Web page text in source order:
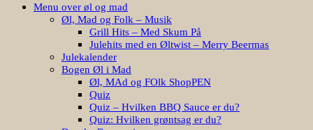
Menu over øl og mad
Øl, Mad og Folk – Musik
Grill Hits – Med Skum På
Julehits med en Øltwist – Merry Beermas
Julekalender
Bogen Øl i Mad
Øl, MAd og FOlk ShopPEN
Quiz
Quiz – Hvilken BBQ Sauce er du?
Quiz: Hvilken grøntsag er du?